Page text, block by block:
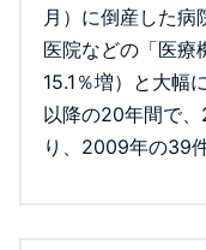
月）に倒産した
医院などの「医療
15.1％増）と大幅
以降の20年間で
り、2009年の39